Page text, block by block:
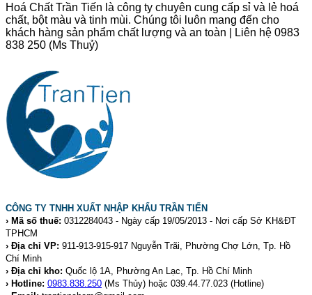
Hoá Chất Trần Tiến là công ty chuyên cung cấp sỉ và lẻ hoá
chất, bột màu và tinh mùi. Chúng tôi luôn mang đến cho
khách hàng sản phẩm chất lượng và an toàn | Liên hệ 0983
838 250 (Ms Thuỷ)
CÔNG TY TNHH XUẤT NHẬP KHẨU TRẦN TIẾN
› Mã số thuế: 0312284043 - Ngày cấp 19/05/2013 - Nơi cấp Sở KH&ĐT
TPHCM
› Địa chỉ VP: 911-913-915-917 Nguyễn Trãi, Phường Chợ Lớn, Tp. Hồ
Chí Minh
› Địa chỉ kho: Quốc lộ 1A, Phường An Lạc, Tp. Hồ Chí Minh
› Hotline: 0983.838.250 (Ms Thủy) hoặc 039.44.77.023 (Hotline)